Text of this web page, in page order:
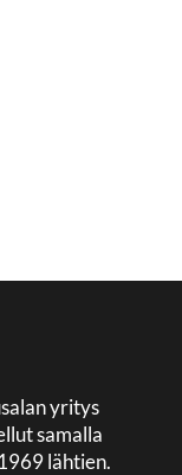
yritys
samalla
lähtien.